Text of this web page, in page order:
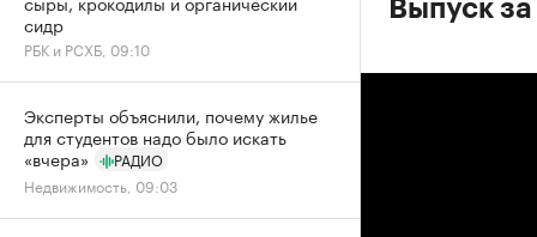
Выпуск
сидр
РБК и РСХБ, 09:10
Эксперты объяснили, почему жилье
для студентов надо было искать
«вчера»
РАДИО
Недвижимость, 09:03